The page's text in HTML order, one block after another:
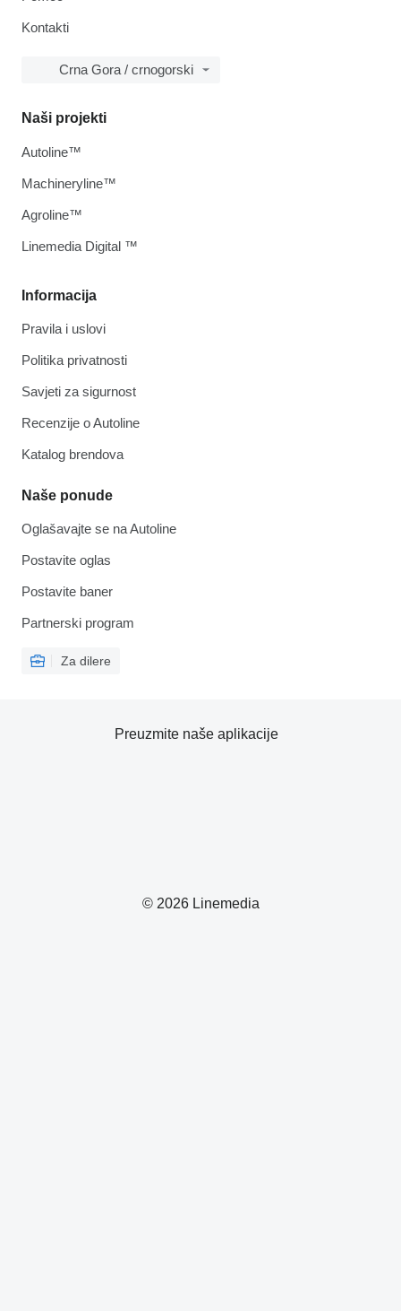
Kontakti
Crna Gora / crnogorski
Informacija
Pravila i uslovi
Politika privatnosti
Savjeti za sigurnost
Recenzije o Autoline
Katalog brendova
Naše ponude
Oglašavajte se na Autoline
Postavite oglas
Postavite baner
Partnerski program
Za dilere
Naši projekti
Autoline™
Machineryline™
Agroline™
Linemedia Digital ™
© 2026 Linemedia
Preuzmite naše aplikacije